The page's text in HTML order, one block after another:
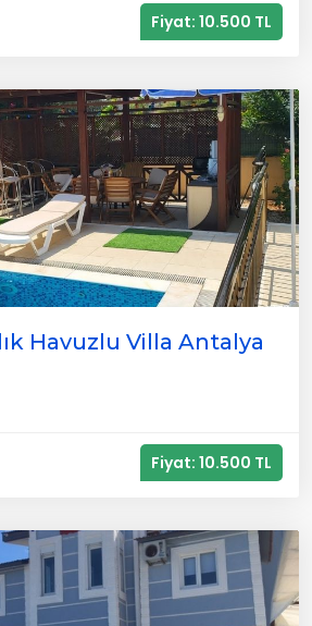
Fiyat: 10.500 TL
Havuzlu Villa Antalya
Fiyat: 10.500 TL